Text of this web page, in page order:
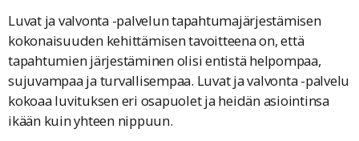
Luvat ja valvonta -palvelun tapahtumajärjestämisen
kokonaisuuden kehittämisen tavoitteena on, että
tapahtumien järjestäminen olisi entistä helpompaa,
sujuvampaa ja turvallisempaa. Luvat ja valvonta -palvelu
kokoaa luvituksen eri osapuolet ja heidän asiointinsa
ikään kuin yhteen nippuun.